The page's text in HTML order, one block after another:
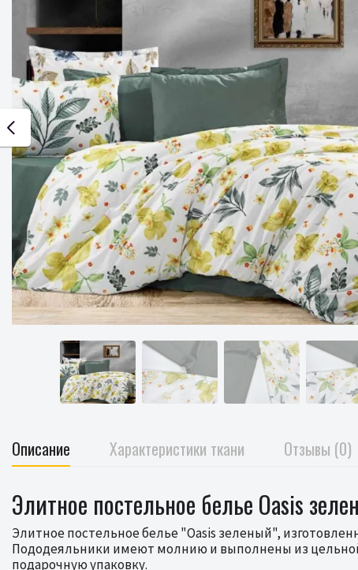
Описание Характеристики ткани Отзывы (0)
Элитное постельное белье Oasis
Элитное постельное белье "Oasis зеленый",
Пододеяльники имеют молнию и выполнены из
подарочную упаковку.